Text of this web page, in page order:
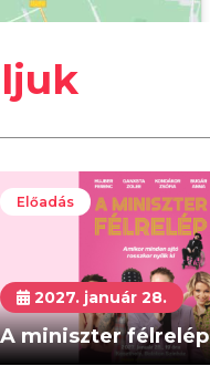
Előadás
2027. január 28.
A miniszter félrelép